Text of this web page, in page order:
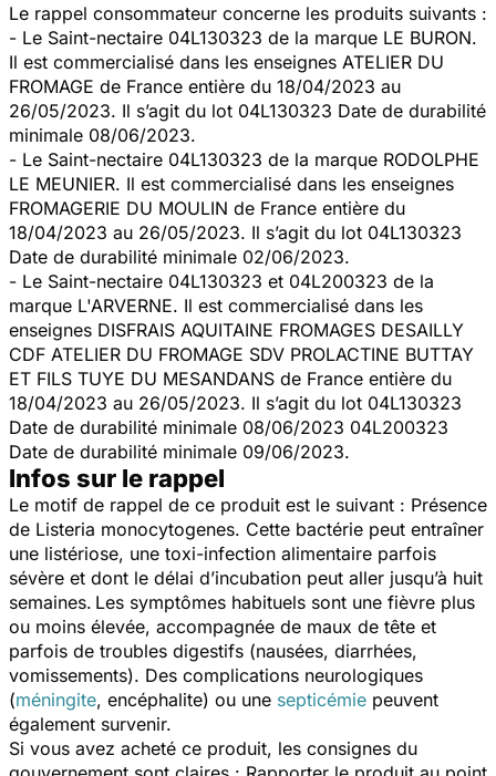
Le rappel consommateur concerne les produits suivants :
- Le Saint-nectaire 04L130323 de la marque LE BURON.
Il est commercialisé dans les enseignes ATELIER DU
FROMAGE de France entière du 18/04/2023 au
26/05/2023. Il s’agit du lot 04L130323 Date de durabilité
minimale 08/06/2023.
- Le Saint-nectaire 04L130323 de la marque RODOLPHE
LE MEUNIER. Il est commercialisé dans les enseignes
FROMAGERIE DU MOULIN de France entière du
18/04/2023 au 26/05/2023. Il s’agit du lot 04L130323
Date de durabilité minimale 02/06/2023.
- Le Saint-nectaire 04L130323 et 04L200323 de la
marque L'ARVERNE. Il est commercialisé dans les
enseignes DISFRAIS AQUITAINE FROMAGES DESAILLY
CDF ATELIER DU FROMAGE SDV PROLACTINE BUTTAY
ET FILS TUYE DU MESANDANS de France entière du
18/04/2023 au 26/05/2023. Il s’agit du lot 04L130323
Date de durabilité minimale 08/06/2023 04L200323
Date de durabilité minimale 09/06/2023.
Infos sur le rappel
Le motif de rappel de ce produit est le suivant : Présence
de Listeria monocytogenes. Cette bactérie peut entraîner
une listériose, une toxi-infection alimentaire parfois
sévère et dont le délai d’incubation peut aller jusqu’à huit
semaines. Les symptômes habituels sont une fièvre plus
ou moins élevée, accompagnée de maux de tête et
parfois de troubles digestifs (nausées, diarrhées,
vomissements). Des complications neurologiques
(méningite, encéphalite) ou une septicémie peuvent
également survenir.
Si vous avez acheté ce produit, les consignes du